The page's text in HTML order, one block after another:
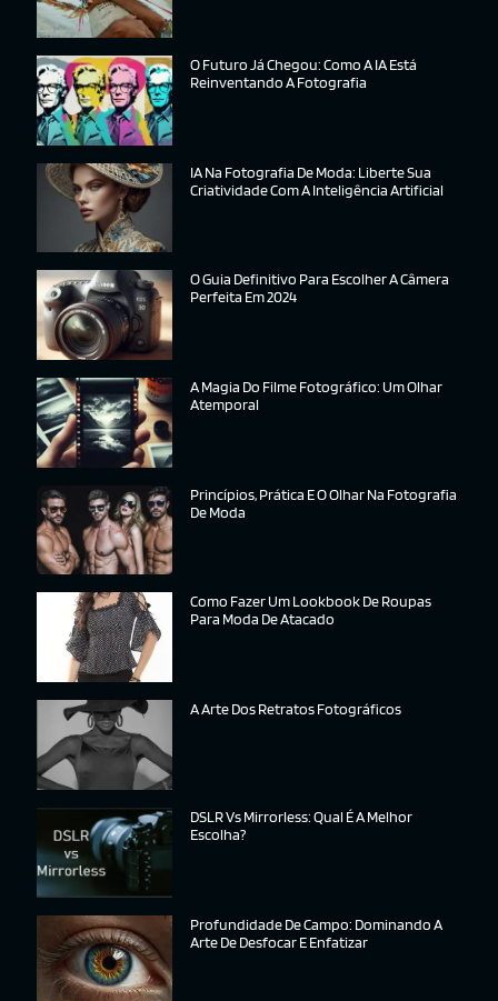
O Futuro Já Chegou: Como A IA Está
Reinventando A Fotografia
IA Na Fotografia De Moda: Liberte Sua
Criatividade Com A Inteligência Artificial
O Guia Definitivo Para Escolher A Câmera
Perfeita Em 2024
A Magia Do Filme Fotográfico: Um Olhar
Atemporal
Princípios, Prática E O Olhar Na Fotografia
De Moda
Como Fazer Um Lookbook De Roupas
Para Moda De Atacado
A Arte Dos Retratos Fotográficos
DSLR Vs Mirrorless: Qual É A Melhor
Escolha?
Profundidade De Campo: Dominando A
Arte De Desfocar E Enfatizar